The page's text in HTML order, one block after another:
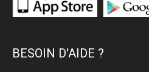
BESOIN D'AIDE ?